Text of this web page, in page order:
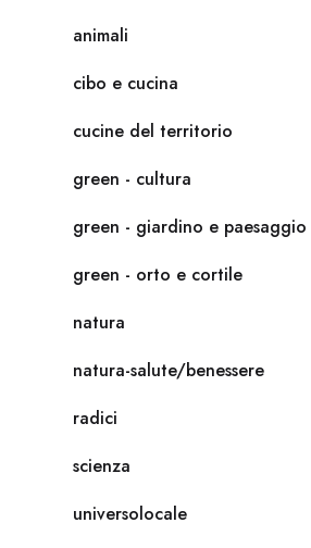
animali
cibo e cucina
cucine del territorio
green - cultura
green - giardino e paesaggio
green - orto e cortile
natura
natura-salute/benessere
radici
scienza
universolocale